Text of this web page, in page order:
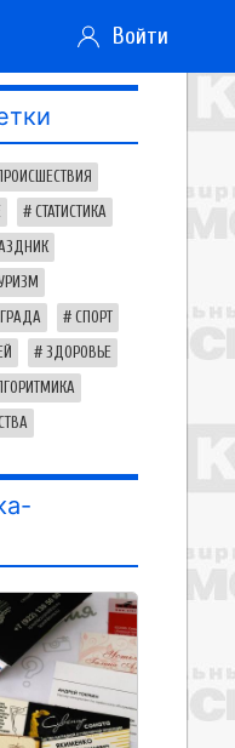
Войти
ПРОИСШЕСТВИЯ
СТАТИСТИКА
СПОРТ
ЗДОРОВЬЕ